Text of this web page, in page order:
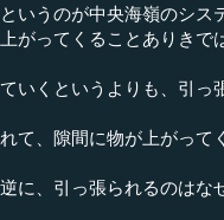
いうのが中央海嶺のシス
がってくることありきで
くというよりも、引っ張
て、隙間に物が上がって
、引っ張られるのはなぜ